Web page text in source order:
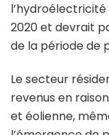
2020 et devrait
de la période de
Le secteur
revenus en
et éolienne,